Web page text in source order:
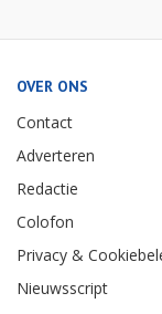
OVER ONS
Contact
Adverteren
Redactie
Colofon
Privacy &
Nieuwsscript